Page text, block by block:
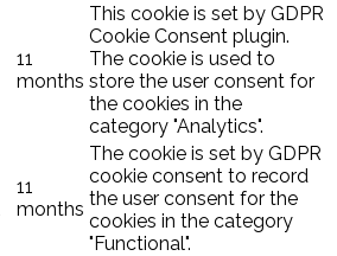
11
months
This cookie is set by GDPR
Cookie Consent plugin.
The cookie is used to
store the user consent for
the cookies in the
category "Analytics".
11
months
The cookie is set by GDPR
cookie consent to record
the user consent for the
cookies in the category
"Functional".